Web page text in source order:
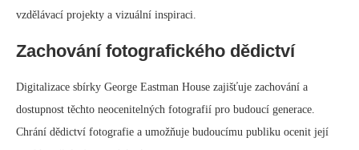
vzdělávací projekty a vizuální inspiraci.
Zachování fotografického dědictví
Digitalizace sbírky George Eastman House zajišťuje zachování a
dostupnost těchto neocenitelných fotografií pro budoucí generace.
Chrání dědictví fotografie a umožňuje budoucímu publiku ocenit její